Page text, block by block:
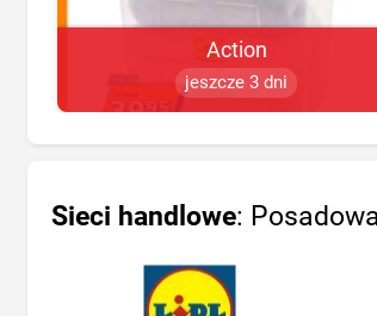
Action
jeszcze 3 dni
Sieci handlowe: